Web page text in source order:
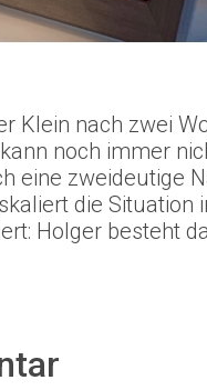
Klein nach zwei
noch immer
eine zweideutige
die Situation
Holger besteht